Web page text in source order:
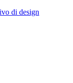
di design